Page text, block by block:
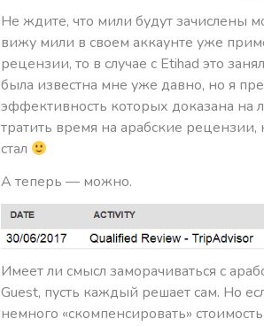
Не ждите, что мили будут зачислены
вижу мили в своем аккаунте уже
рецензии, то в случае с Etihad это
была известна мне уже давно, но я
эффективность которых доказана на
тратить время на арабские
стал
А теперь — можно.
Имеет ли смысл заморачиваться с
Guest, пусть каждый решает сам. Но
немного «скомпенсировать»